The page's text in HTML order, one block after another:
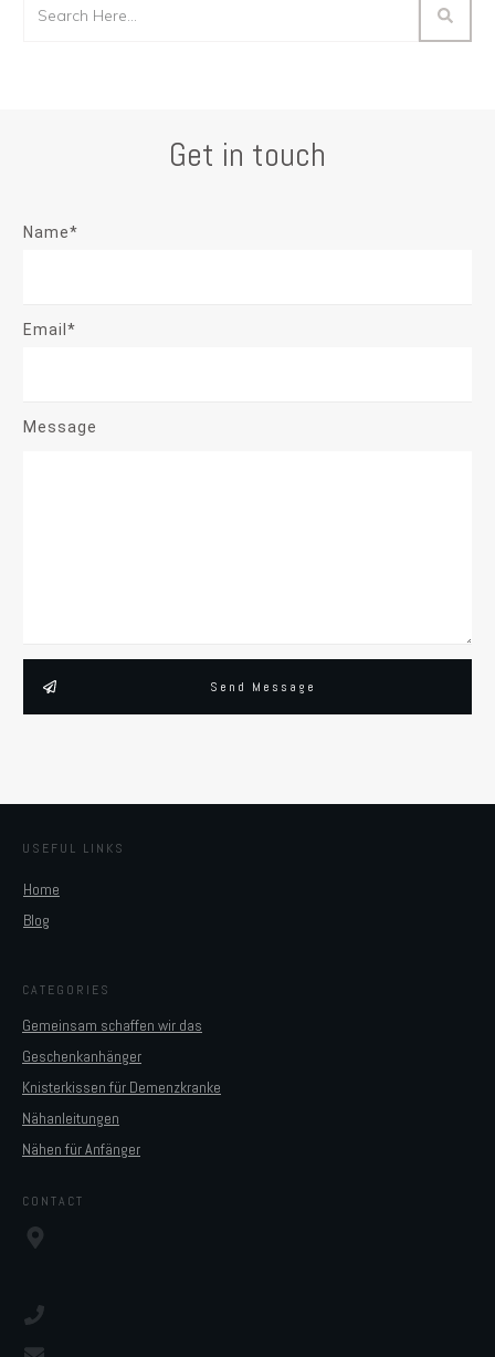
Get in touch
Name*
Email*
Message
Send Message
USEFUL LINKS
Home
Blog
CATEGORIES
Gemeinsam schaffen wir das
Geschenkanhänger
Knisterkissen für Demenzkranke
Nähanleitungen
Nähen für Anfänger
CONTACT